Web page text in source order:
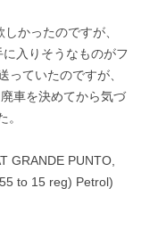
かったのですが、
入りそうなものがフ
っていたのですが、
車を決めてから気づ
GRANDE PUNTO,
to 15 reg) Petrol)